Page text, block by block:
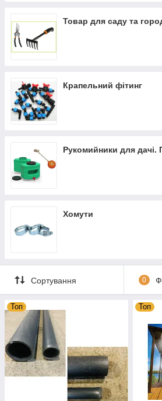
Товар для саду та
Крапельний фітинг
Рукомийники для дачі.
Хомути
Сортування 0
Топ Топ